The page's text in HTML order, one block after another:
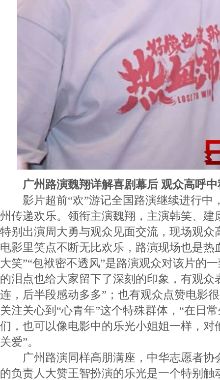
广州路演魏翔详解喜剧幕后 观众高呼
影片超前“欢”游记全国路演继续进行中
州传递欢乐。领衔主演魏翔，主演韩笑、建
特别出演周大勇与观众见面交流，现场观众
电影里笑点不断无比欢乐，路演现场也是热
大笑”“包袱密不透风”是路演观众对该片的
的泪点也给大家留下了深刻的印象，有观众
连，后半段感动多多”；也有观众点赞电影
关注关心到“心青年”这个特殊群体，“在日
们，也可以像电影中的乐光小姐姐一样，对
关爱”。
广州路演同样高朋满座，中华志愿者协
的负责人大赞王智扮演的乐光是一个特别触